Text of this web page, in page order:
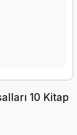
10 Kitap